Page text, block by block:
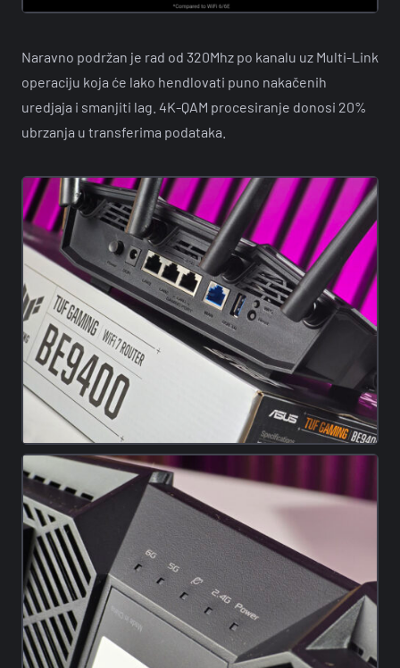
Naravno podržan je rad od 320Mhz po kanalu uz Multi-Link
operaciju koja će lako hendlovati puno nakačenih
uredjaja i smanjiti lag. 4K-QAM procesiranje donosi 20%
ubrzanja u transferima podataka.